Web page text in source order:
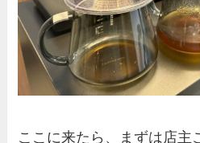
ここに来たら、まずは店主